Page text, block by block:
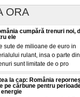
ORA
cumpără trenuri noi,
ele
sute de milioane de euro in
rulant, insa o parte
sunt limitate de o pro
la cap: România
pe cărbune pentru